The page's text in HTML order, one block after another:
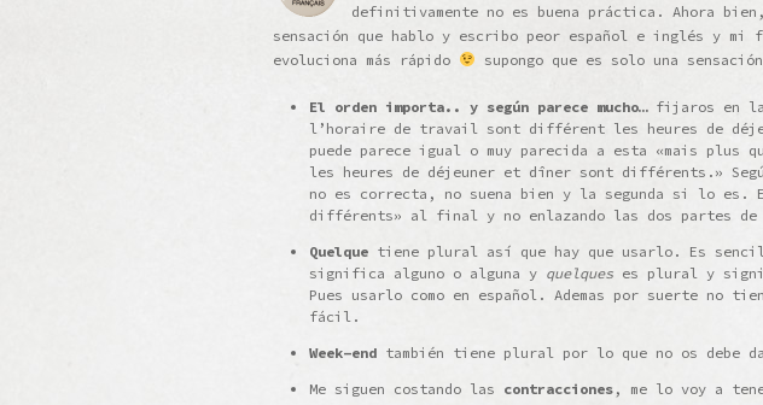
definitivamente no es buena práctica. Ahora
sensación que hablo y escribo peor español e inglés y mi
evoluciona más rápido
supongo que es solo una
El orden importa.. y según parece mucho…fijaros en la
l’horaire de travail sont différent les heures de
puede parece igual o muy parecida a esta «mais
les heures de déjeuner et dîner sont différents.»
no es correcta, no suena bien y la segunda si lo es.
différents» al final y no enlazando las dos partes
Quelque tiene plural así que hay que usarlo. Es
significa alguno o alguna y quelques es plural y
Pues usarlo como en español. Ademas por suerte no
fácil.
Week-end también tiene plural por lo que no os debe
Me siguen costando las contracciones , me lo voy a